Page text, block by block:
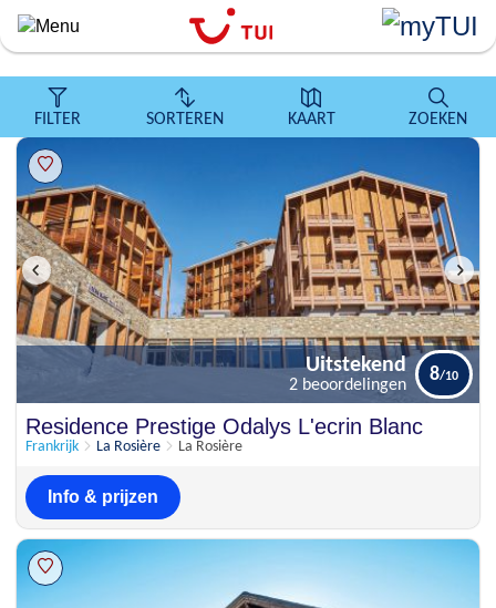
Overslaan
algemene
inhoud
gaan
FILTER SORTEREN KAART ZOEKEN
Uitstekend
Residence Prestige Odalys L'ecrin Blanc
Frankrijk La Rosière La Rosière
Uitstekend
2 beoordelingen
8
Info & prijzen